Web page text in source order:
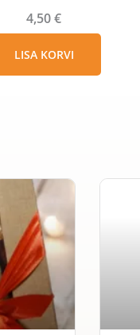
4,50€
LISA KORVI